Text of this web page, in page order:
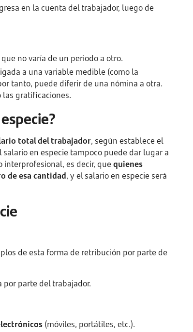
en la cuenta del trabajador, luego de
no varía de un periodo a otro.
a una variable medible (como la
tanto, puede diferir de una nómina a otra.
las gratificaciones.
total del trabajador, según establece el
en especie tampoco puede dar lugar a
es decir, que quienes
de esa cantidad, y el salario en especie será
de esta forma de retribución por parte de
parte del trabajador.
(móviles, portátiles, etc.).